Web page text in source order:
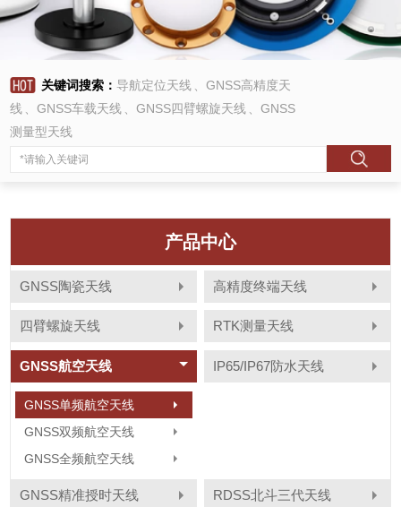
关键词搜索：导航定位天线 、GNSS高精度天
线
、GNSS车载天线 、GNSS四臂螺旋天线 、GNSS
测量型天线
产品中心
GNSS陶瓷天线 高精度终端天线
四臂螺旋天线 RTK测量天线
GNSS航空天线
GNSS单频航空天线
GNSS双频航空天线
GNSS全频航空天线
IP65/IP67防水天线
GNSS精准授时天线 RDSS北斗三代天线